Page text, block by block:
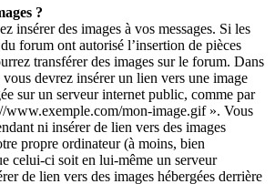
?
insérer des images à vos messages. Si les
forum ont autorisé l’insertion de pièces
transférer des images sur le forum. Dans
devrez insérer un lien vers une image
sur un serveur internet public, comme par
www.exemple.com/mon-image.gif ». Vous
ni insérer de lien vers des images
propre ordinateur (à moins, bien
celui-ci soit en lui-même un serveur
de lien vers des images hébergées derrière